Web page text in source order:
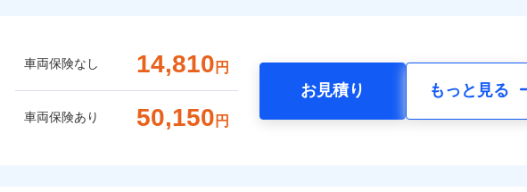
車両保険なし 14,810 円
車両保険あり 50,150 円
お見積り もっと見る